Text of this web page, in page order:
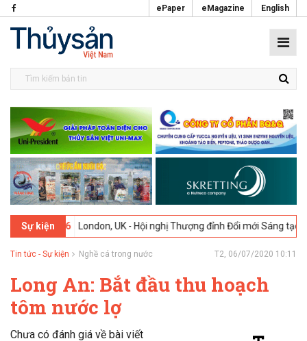
ePaper eMagazine English
Sự kiện
2026 London, UK - Hội nghị Thượng đỉnh Đổi mới Sáng tạo trong
Tin tức - Sự kiện Nghề cá trong nước T2, 06/07/2020 10:11
Long An: Bắt đầu thu hoạch
tôm nước lợ
Chưa có đánh giá về bài viết